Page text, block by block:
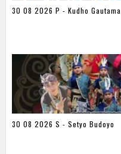
30 08 2026 P - Kudho Gautama
30 08 2026 S - Setyo Budoyo